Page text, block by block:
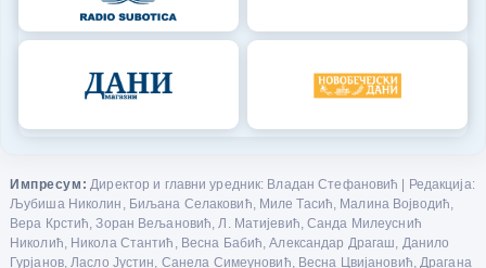
Импресум: Директор и главни уредник: Владан Стефановић | Редакција:
Љубиша Николин, Биљана Селаковић, Миле Тасић, Малина Војводић,
Вера Крстић, Зоран Вељановић, Л. Матијевић, Санда Милеуснић
Николић, Никола Стантић, Весна Бабић, Александар Драгаш, Данило
Гурјанов, Ласло Јустин, Санела Симеуновић, Весна Цвијановић, Драгана